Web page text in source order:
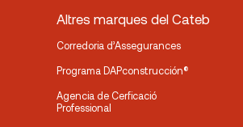
Altres marques del Cateb
Corredoria d’Assegurances
Programa DAPconstrucción®
Agencia de Cerficació
Professional